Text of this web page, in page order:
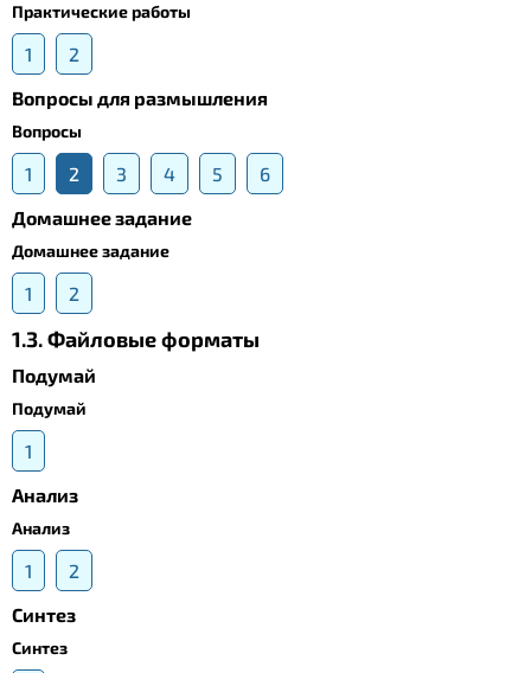
Практические работы
1
2
Вопросы для размышления
Вопросы
1 2 3 4 5
6
Домашнее задание
Домашнее задание
1 2
1.3. Файловые форматы
Подумай
Подумай
1
Анализ
Анализ
1
2
Синтез
Синтез